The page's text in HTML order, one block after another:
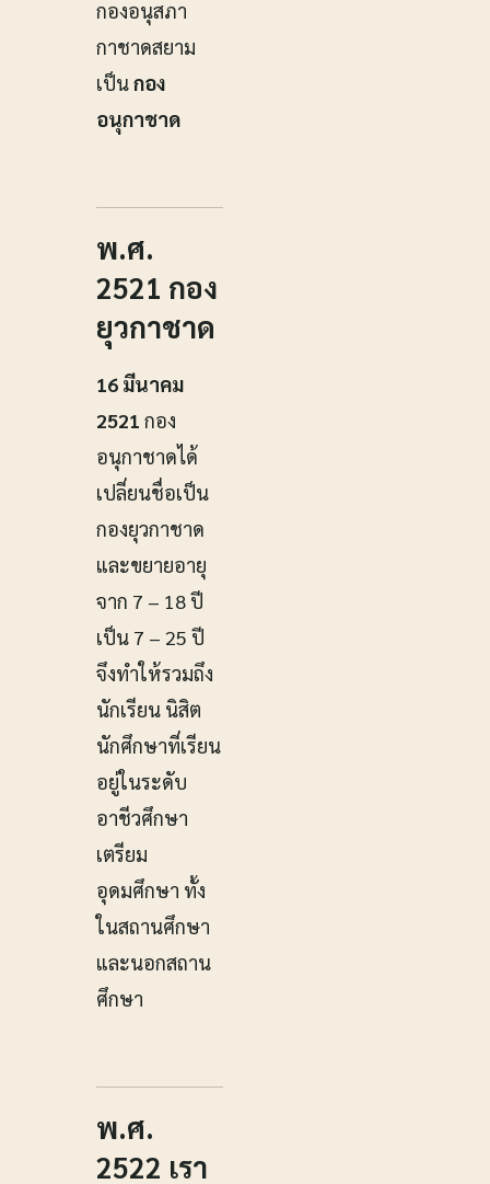
กองอนุสภา
กาชาดสยาม
เป็นกอง
อนุกาชาด
พ.ศ.
2521 กอง
ยุวกาชาด
16 มีนาคม
2521 กอง
อนุกาชาดได้
เปลี่ยนชื่อเป็น
กองยุวกาชาด
และขยายอายุ
จาก 7 – 18 ปี
เป็น 7 – 25 ปี
จึงทำให้รวมถึง
นักเรียน นิสิต
นักศึกษาที่เรียน
อยู่ในระดับ
อาชีวศึกษา
เตรียม
อุดมศึกษา ทั้ง
ในสถานศึกษา
และนอกสถาน
ศึกษา
พ.ศ.
2522 เรา